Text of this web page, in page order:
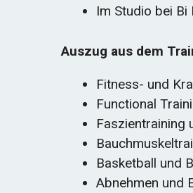
Im Studio bei Bi
Auszug aus dem
Fitness- und
Functional
Faszientraining
Basketball und
Abnehmen und